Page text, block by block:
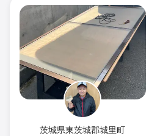
茨城県東茨城郡城里町